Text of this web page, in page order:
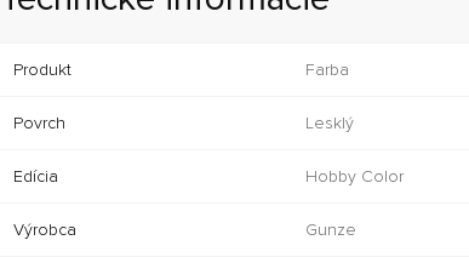
Produkt Farba
Povrch Lesklý
Edícia Hobby Color
Výrobca Gunze